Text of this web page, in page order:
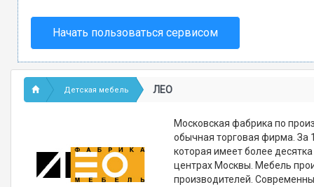
Начать пользоваться сервисом
Детская мебель ЛЕО
Московская фабрика по
обычная торговая фирма. За
которая имеет более
центрах Москвы. Мебель
производителей.